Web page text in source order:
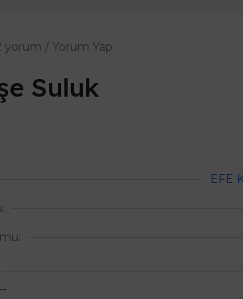
yorum / Yorum Yap
Suluk
EFE